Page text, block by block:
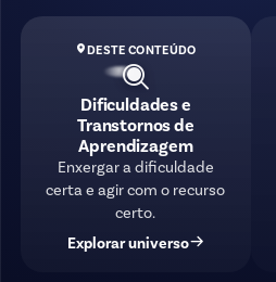
DESTE CONTEÚDO
Dificuldades e
Transtornos de
Aprendizagem
Enxergar a dificuldade
certa e agir com o recurso
certo.
Explorar universo